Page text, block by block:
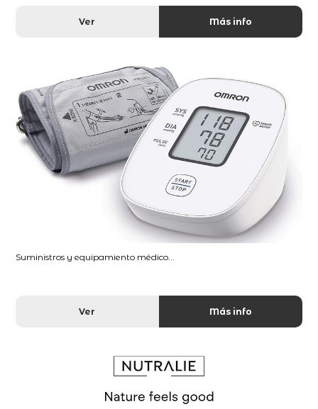
Ver Más info
Suministros y equipamiento médico...
Ver Más info